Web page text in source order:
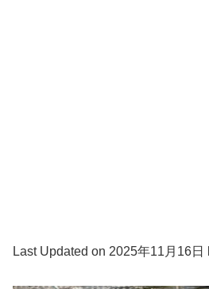
Last Updated on 2025年11月16日